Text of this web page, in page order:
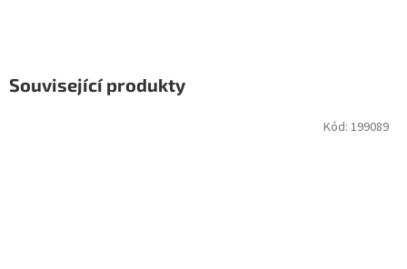
Související produkty
Kód: 199089